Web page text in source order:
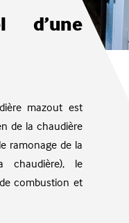
d’une
mazout est
de la chaudière
ramonage de la
chaudière), le
combustion et